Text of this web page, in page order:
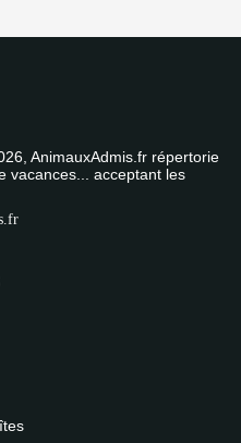
AnimauxAdmis.fr répertorie
vacances... acceptant les